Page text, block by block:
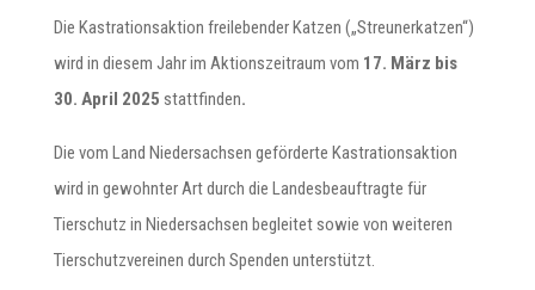
Die Kastrationsaktion freilebender Katzen („Streunerkatzen“)
wird in diesem Jahr im Aktionszeitraum vom 17. März bis
30. April 2025 stattfinden.
Die vom Land Niedersachsen geförderte Kastrationsaktion
wird in gewohnter Art durch die Landesbeauftragte für
Tierschutz in Niedersachsen begleitet sowie von weiteren
Tierschutzvereinen durch Spenden unterstützt.